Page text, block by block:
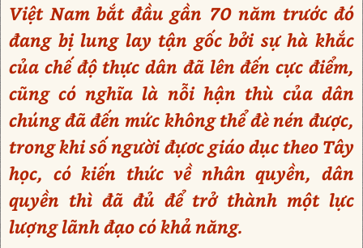
Việt Nam bắt đầu gần 70 năm trước đó
đang bị lung lay tận gốc bởi sự hà khắc
của chế độ thực dân đã lên đến cực điểm,
cũng có nghĩa là nỗi hận thù của dân
chúng đã đến mức không thể đè nén được,
trong khi số người đựơc giáo dục theo Tây
học, có kiến thức về nhân quyền, dân
quyền thì đã đủ để trở thành một lực
lượng lãnh đạo có khả năng.